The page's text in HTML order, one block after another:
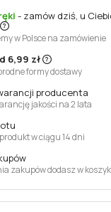
- zamów dziś, u
w Polsce na zamówienie
6,99 zł
formy dostawy
producenta
jakości na 2 lata
w ciągu 14 dni
zakupów dodasz w